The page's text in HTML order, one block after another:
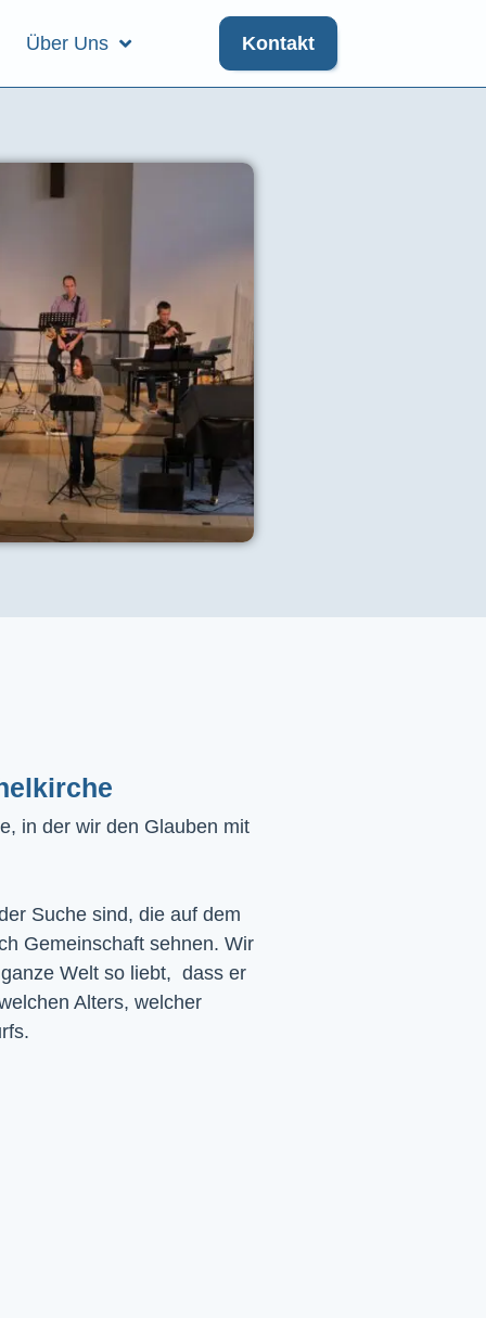
Über Uns Kontakt
in der wir den Glauben mit
Suche sind, die auf dem
Gemeinschaft sehnen. Wir
Welt so liebt, dass er
Alters, welcher